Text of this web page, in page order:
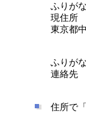
ふりが
現住所
東京都
ふりがな
連絡先
住所で